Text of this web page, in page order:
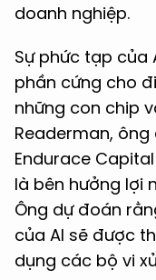
doanh nghiệp.
Sự phức tạp của
phần cứng cho
những con chip
Readerman,
Endurace
là bên hưởng lợi
Ông dự đoán
của AI sẽ được
dụng các bộ vi